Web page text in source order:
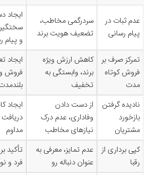
عدم ثبات در
پیام رسانی
سردرگمی مخاطب،
تضعیف هویت برند
ایجاد
و پیام
تمرکز صرف بر
فروش کوتاه
مدت
کاهش ارزش ویژه
برند، وابستگی به
تخفیف
ایجاد
فروش و
نادیده گرفتن
بازخورد
مشتریان
از دست دادن
وفاداری، عدم درک
نیازهای مخاطب
ایجاد
مداوم
کپی برداری از
رقبا
عدم تمایز، معرفی به
عنوان دنباله رو
تأکید
فرد و